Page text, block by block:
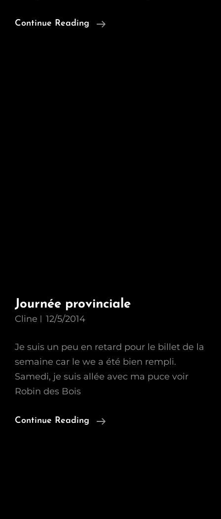
Continue Reading
Quelques
Journée provinciale
Cline 12/5/2014
Je suis un peu en retard pour le billet de la
semaine car le we a été bien rempli.
Samedi, je suis allée avec ma puce voir
Robin des Bois
Continue Reading
Journée